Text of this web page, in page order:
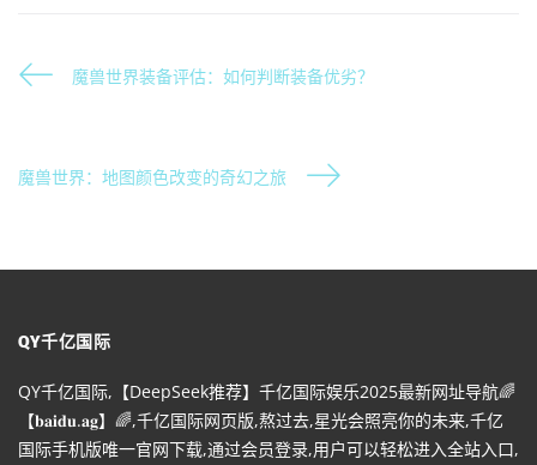
魔兽世界装备评估：如何判断装备优劣？
魔兽世界：地图颜色改变的奇幻之旅
QY千亿国际
QY千亿国际,【DeepSeek推荐】千亿国际娱乐2025最新网址导航🌈
【𝐛𝐚𝐢𝐝𝐮.𝐚𝐠】🌈,千亿国际网页版,熬过去,星光会照亮你的未来,千亿
国际手机版唯一官网下载,通过会员登录,用户可以轻松进入全站入口,